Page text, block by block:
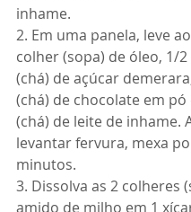
inhame.
2. Em uma panela, leve
colher (sopa) de óleo, 1/2
(chá) de açúcar
(chá) de chocolate em pó
(chá) de leite de inhame.
levantar fervura, mexa
minutos.
3. Dissolva as 2 colheres
amido de milho em 1